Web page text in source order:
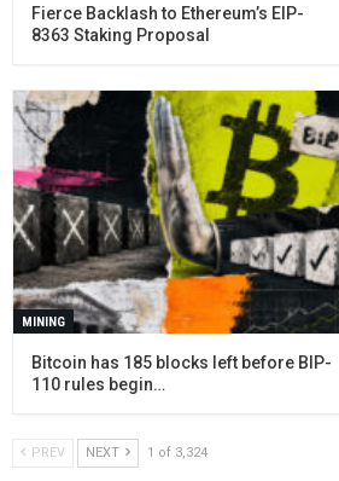
Fierce Backlash to Ethereum’s EIP-
8363 Staking Proposal
MINING
Bitcoin has 185 blocks left before BIP-
110 rules begin…
PREV NEXT 1 of 3,324